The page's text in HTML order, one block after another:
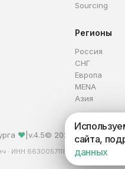
Sourcing
Регионы
Россия
СНГ
Европа
MENA
Азия
❤ v.4.5© 2026 HireHi
· ИНН 663005711880 · ОГРНИП
сайта,
данных